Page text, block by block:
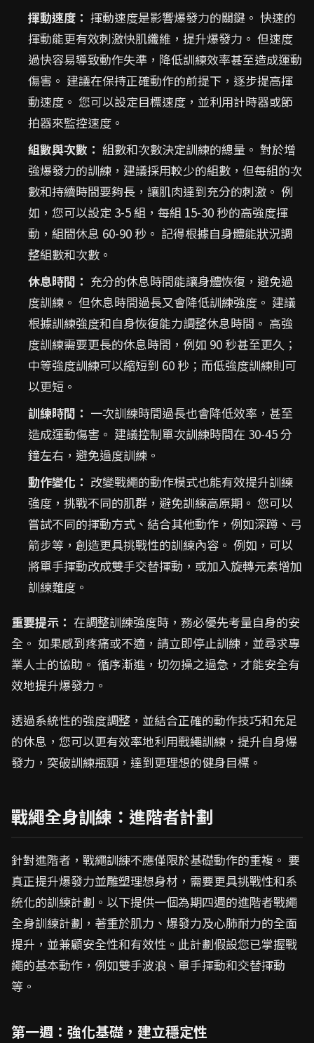
揮動速度： 揮動速度是影響爆發力的關鍵。 快速的
揮動能更有效刺激快肌纖維，提升爆發力。 但速度
過快容易導致動作失準，降低訓練效率甚至造成運動
傷害。 建議在保持正確動作的前提下，逐步提高揮
動速度。 您可以設定目標速度，並利用計時器或節
拍器來監控速度。
組數與次數： 組數和次數決定訓練的總量。 對於增
強爆發力的訓練，建議採用較少的組數，但每組的次
數和持續時間要夠長，讓肌肉達到充分的刺激。 例
如，您可以設定 3-5 組，每組 15-30 秒的高強度揮
動，組間休息 60-90 秒。 記得根據自身體能狀況調
整組數和次數。
休息時間： 充分的休息時間能讓身體恢復，避免過
度訓練。 但休息時間過長又會降低訓練強度。 建議
根據訓練強度和自身恢復能力調整休息時間。 高強
度訓練需要更長的休息時間，例如 90 秒甚至更久；
中等強度訓練可以縮短到 60 秒；而低強度訓練則可
以更短。
訓練時間： 一次訓練時間過長也會降低效率，甚至
造成運動傷害。 建議控制單次訓練時間在 30-45 分
鐘左右，避免過度訓練。
動作變化： 改變戰繩的動作模式也能有效提升訓練
強度，挑戰不同的肌群，避免訓練高原期。 您可以
嘗試不同的揮動方式、結合其他動作，例如深蹲、弓
箭步等，創造更具挑戰性的訓練內容。 例如，可以
將單手揮動改成雙手交替揮動，或加入旋轉元素增加
訓練難度。
重要提示： 在調整訓練強度時，務必優先考量自身的安
全。 如果感到疼痛或不適，請立即停止訓練，並尋求專
業人士的協助。 循序漸進，切勿操之過急，才能安全有
效地提升爆發力。
透過系統性的強度調整，並結合正確的動作技巧和充足
的休息，您可以更有效率地利用戰繩訓練，提升自身爆
發力，突破訓練瓶頸，達到更理想的健身目標。
戰繩全身訓練：進階者計劃
針對進階者，戰繩訓練不應僅限於基礎動作的重複。 要
真正提升爆發力並雕塑理想身材，需要更具挑戰性和系
統化的訓練計劃。以下提供一個為期四週的進階者戰繩
全身訓練計劃，著重於肌力、爆發力及心肺耐力的全面
提升，並兼顧安全性和有效性。此計劃假設您已掌握戰
繩的基本動作，例如雙手波浪、單手揮動和交替揮動
等。
第一週：強化基礎，建立穩定性